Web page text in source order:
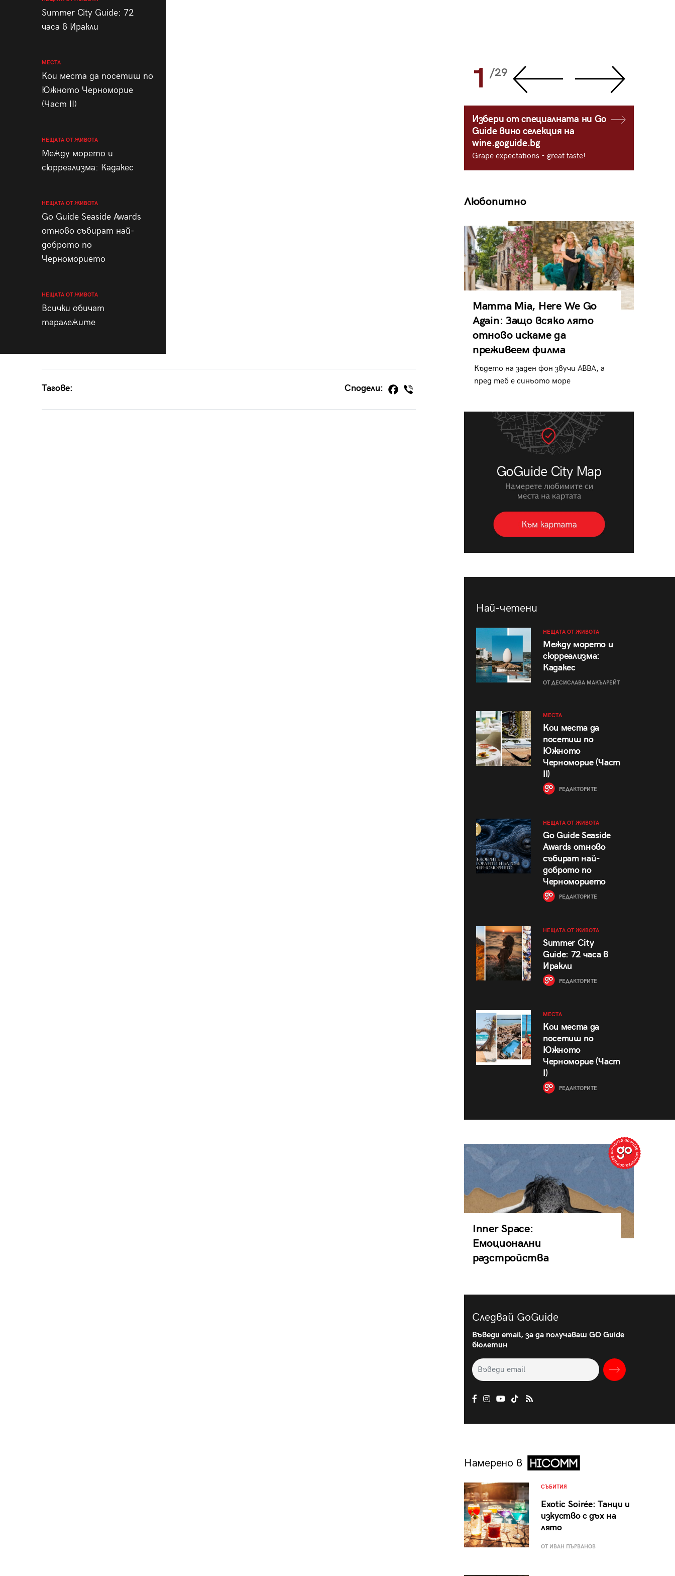
Summer City Guide: 72
часа в Иракли
МЕСТА
Кои места да посетиш по
Южното Черноморие
(Част II)
НЕЩАТА ОТ ЖИВОТА
Между морето и
сюрреализма: Кадакес
НЕЩАТА ОТ ЖИВОТА
Go Guide Seaside Awards
отново събират най-
доброто по
Черноморието
НЕЩАТА ОТ ЖИВОТА
Всички обичат
таралежите
Тагове: Сподели:
28/29 1 /29
Избери от специалната ни Go
Guide вино селекция на
wine.goguide.bg
Grape expectations - great taste!
Любопитно
Mamma Mia, Here We Go
Again: Защо всяко лято
отново искаме да
преживеем филма
Където на заден фон звучи ABBA, а
пред теб е синьото море
Най-четени
НЕЩАТА ОТ ЖИВОТА
Между морето и
сюрреализма:
Кадакес
ОТ ДЕСИСЛАВА МАКЪЛРЕЙТ
МЕСТА
Кои места да
посетиш по
Южното
Черноморие (Част
II)
РЕДАКТОРИТЕ
НЕЩАТА ОТ ЖИВОТА
Go Guide Seaside
Awards отново
събират най-
доброто по
Черноморието
РЕДАКТОРИТЕ
НЕЩАТА ОТ ЖИВОТА
Summer City
Guide: 72 часа в
Иракли
РЕДАКТОРИТЕ
МЕСТА
Кои места да
посетиш по
Южното
Черноморие (Част
I)
РЕДАКТОРИТЕ
Inner Space:
Емоционални
разстройства
Следвай GoGuide
Въведи email, за да получаваш GO Guide
бюлетин
Намерено в
СЪБИТИЯ
Exotic Soirée: Танци и
изкуство с дъх на
лято
ОТ ИВАН ПЪРВАНОВ